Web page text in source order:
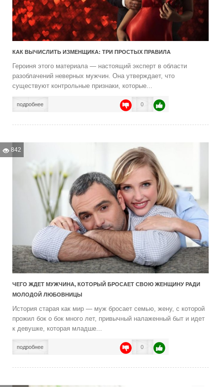
КАК ВЫЧИСЛИТЬ ИЗМЕНЩИКА: ТРИ ПРОСТЫХ ПРАВИЛА
Героиня этого материала — настоящий эксперт в области
разоблачений неверных мужчин. Она утверждает, что
существуют контрольные признаки, которые...
подробнее 0
842
ЧЕГО ЖДЕТ МУЖЧИНА, КОТОРЫЙ БРОСАЕТ СВОЮ ЖЕНЩИНУ РАДИ
МОЛОДОЙ ЛЮБОВНИЦЫ
История старая как мир — муж бросает семью, жену, с которой
прожил бок о бок много лет, привычный налаженный быт и идет
к девушке, которая младше...
подробнее 0